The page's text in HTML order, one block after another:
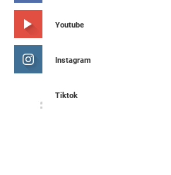
Youtube
Instagram
Tiktok